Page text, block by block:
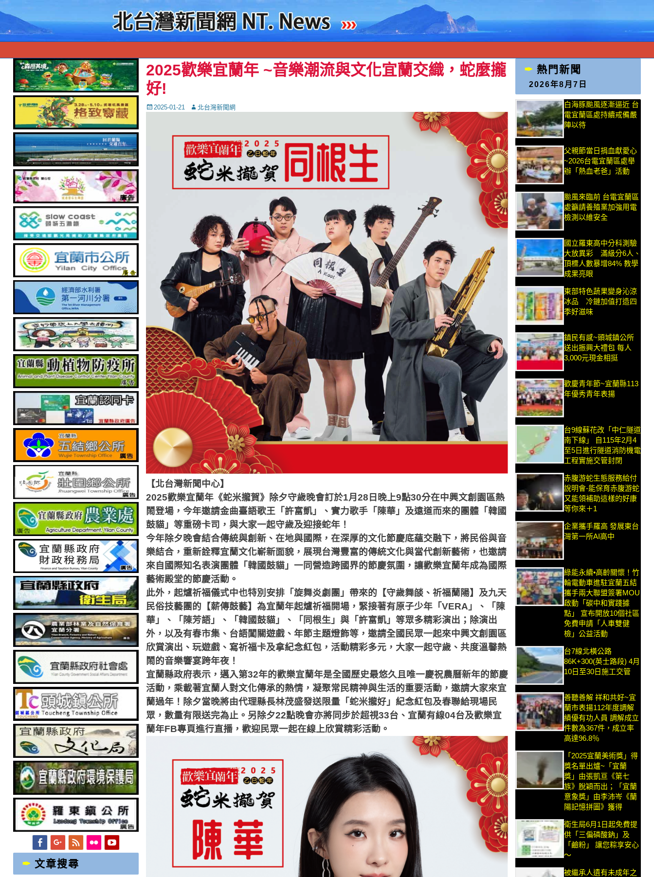
2025歡樂宜蘭年 ~音樂潮流與文化宜蘭交織，蛇麼攏
好!
Posted
2025-01-21 Autor北台灣新聞網
【北台灣新聞中心】
2025歡樂宜蘭年《蛇米攏賀》除夕守歲晚會訂於1月 28 日晚上9點30分在中興文創園區熱
鬧登場，今年邀請金曲臺語歌王「許富凱」、實力歌手「陳華」及遠道而來的團體「韓國
鼓貓」等重磅卡司，與大家一起守歲及迎接蛇年！
今年除夕晚會結合傳統與創新、在地與國際，在深厚的文化節慶底蘊交融下，將民俗與音
樂結合，重新詮釋宜蘭文化嶄新面貌，展現台灣豐富的傳統文化與當代創新藝術，也邀請
來自國際知名表演團體「韓國鼓貓」一同營造跨國界的節慶氛圍，讓歡樂宜蘭年成為國際
藝術殿堂的節慶活動。
此外，起爐祈福儀式中也特別安排「旋舞炎劇團」帶來的【守歲舞燄、祈福蘭陽】及九天
民俗技藝團的【薪傳鼓藝】為宜蘭年起爐祈福開場，緊接著有原子少年「VERA 」、「陳
華」、「陳芳語」、「韓國鼓貓」、「同根生」與「許富凱」等眾多精彩演出；除演出
外，以及有春市集、台語闖關遊戲、年節主題燈飾等，邀請全國民眾一起來中興文創園區
欣賞演出、玩遊戲、寫祈福卡及拿紀念紅包，活動精彩多元，大家一起守歲、共度溫馨熱
鬧的音樂響宴跨年夜！
宜蘭縣政府表示，邁入第32年的歡樂宜蘭年是全國歷史最悠久且唯一慶祝農曆新年的節慶
活動，乘載著宜蘭人對文化傳承的熱情，凝聚常民精神與生活的重要活動，邀請大家來宜
蘭過年！除夕當晚將由代理縣長林茂盛發送限量「蛇米攏好」紀念紅包及春聯給現場民
眾，數量有限送完為止。另除夕22點晚會亦將同步於超視33台、宜蘭有線04台及歡樂宜
蘭年FB專頁進行直播，歡迎民眾一起在線上欣賞精彩活動。
熱門新聞
2026年8月7日
白海豚颱風逐漸逼近 台
電宜蘭區處持續戒備嚴
陣以待
父親節當日捐血獻愛心
~2026台電宜蘭區處舉
辦「熱血老爸」活動
颱風來臨前 台電宜蘭區
處籲請養殖業加強用電
檢測以維安全
國立羅東高中分科測驗
大放異彩 滿級分6人、
頂標人數暴增84% 教學
成果亮眼
東部特色蔬果變身沁涼
冰品 冷鏈加值打造四
季好滋味
鎮民有感~頭城鎮公所
送出振興大禮包 每人
3,000元現金相挺
歡慶青年節~宜蘭縣113
年優秀青年表揚
台9線蘇花改「中仁隧道
南下線」 自115年2月4
至5日進行隧道消防機電
工程實施交管封閉
赤腹游蛇生態服務給付
說明會-能保育赤腹游蛇
又能領補助這樣的好康
等你來＋1
企業攜手羅高 發展東台
灣第一所AI高中
綠能永續•高齡關懷！竹
輪電動車進駐宜蘭五結
攜手兩大聯盟簽署MOU
啟動「碳中和實踐據
點」 宣布開放10個社區
免費申請「人車雙健
檢」公益活動
台7線北橫公路
86K+300(英士路段) 4月
10日至30日施工交管
善聽善解 祥和共好~宜
蘭市表揚112年度調解
績優有功人員 調解成立
件數為367件，成立率
高達96.8％
「2025宜蘭美術獎」得
獎名單出爐~「宜蘭
獎」由張凱亘《第七
族》脫穎而出；「宜蘭
意象獎」由李沛岑《蘭
陽記憶拼圖》獲得
衛生局6月1日起免費提
供「三偏磷酸鈉」及
「鹼粉」 讓您粽享安心
～
被繼承人遺有未成年之
FacebookGoogleplus
FeedFlickrYouTube
文章搜尋